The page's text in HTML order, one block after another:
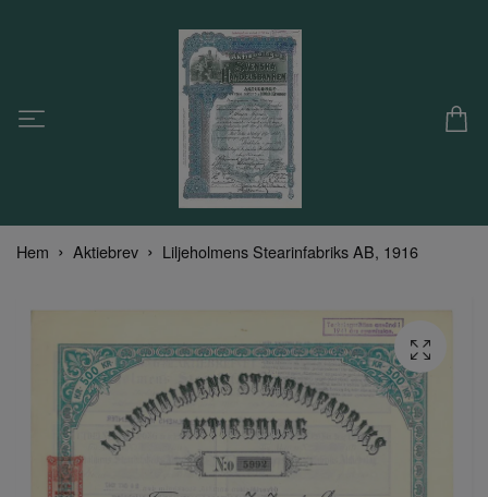
Hem Aktiebrev Liljeholmens Stearinfabriks AB, 1916